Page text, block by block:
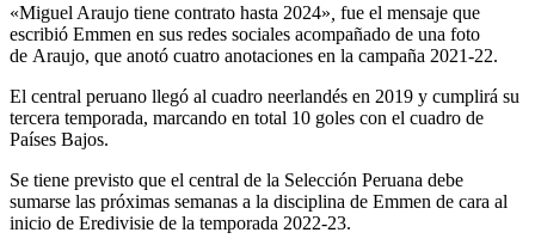
«Miguel Araujo tiene contrato hasta 2024» fue el mensaje que
escribió Emmen en sus redes sociales acompañado de una foto
de Araujo, que anotó cuatro anotaciones en la campaña 2021-22.
El central peruano llegó al cuadro neerlandés en 2019 y cumplirá su
tercera temporada, marcando en total 10 goles con el cuadro de
Países Bajos.
Se tiene previsto que el central de la Selección Peruana debe
sumarse las próximas semanas a la disciplina de Emmen de cara al
inicio de Eredivisie de la temporada 2022-23.